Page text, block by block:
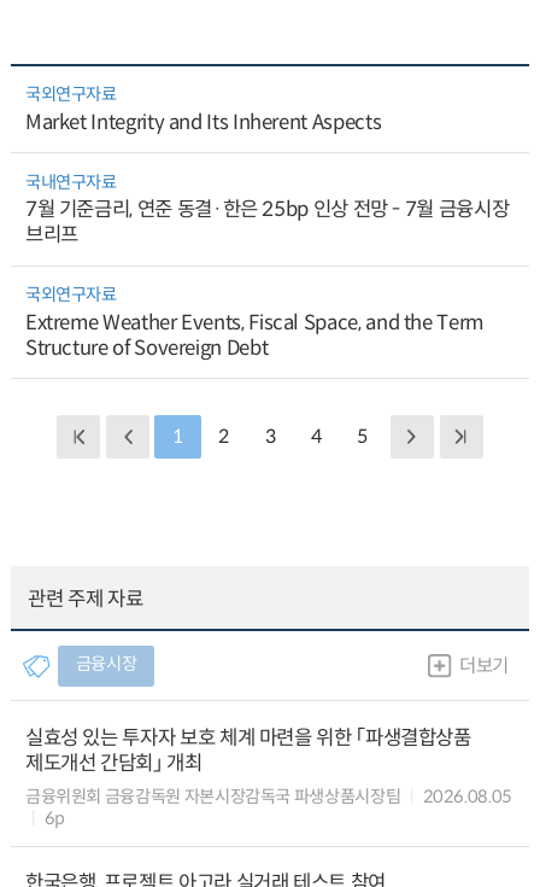
국외연구자료
Market Integrity and Its Inherent Aspects
국내연구자료
7월 기준금리, 연준 동결·한은 25bp 인상 전망 - 7월 금융시장
브리프
국외연구자료
Extreme Weather Events, Fiscal Space, and the Term
Structure of Sovereign Debt
1 2 3 4 5
관련 주제 자료
금융시장 더보기
실효성 있는 투자자 보호 체계 마련을 위한 「파생결합상품
제도개선 간담회」 개최
금융위원회 금융감독원 자본시장감독국 파생상품시장팀
2026.08.05
6p